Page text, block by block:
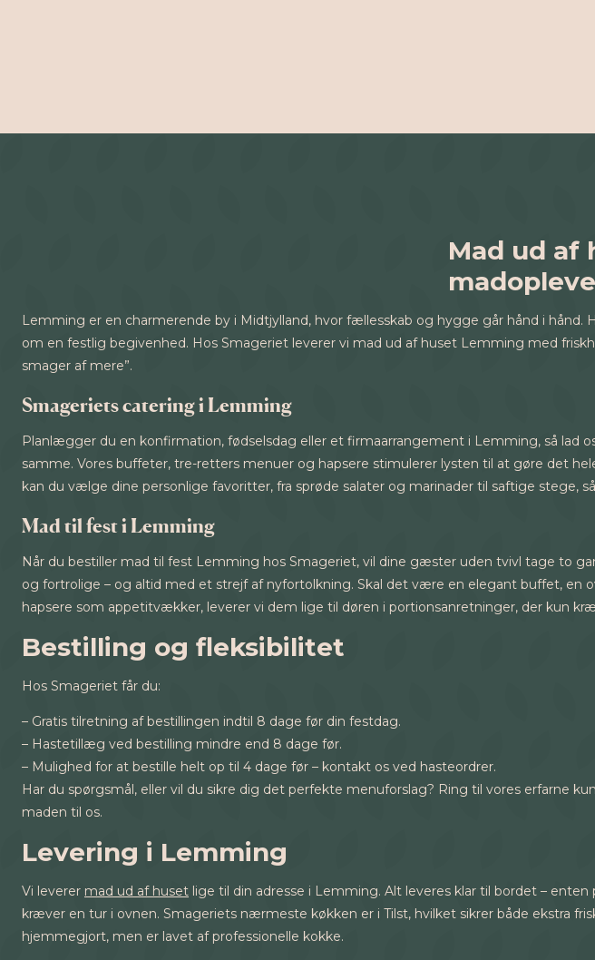
Mad ud af
Lemming er en charmerende by i Midtjylland, hvor fællesskab og hygge går hånd i
om en festlig begivenhed. Hos Smageriet leverer vi mad ud af huset Lemming med
smager af mere”.
Smageriets catering i Lemming
Planlægger du en konfirmation, fødselsdag eller et firmaarrangement i Lemming, så lad
samme. Vores buffeter, tre-retters menuer og hapsere stimulerer lysten til at gøre det
kan du vælge dine personlige favoritter, fra sprøde salater og marinader til saftige stege,
Mad til fest i Lemming
Når du bestiller mad til fest Lemming hos Smageriet, vil dine gæster uden tvivl tage to
og fortrolige – og altid med et strejf af nyfortolkning. Skal det være en elegant buffet, en
hapsere som appetitvækker, leverer vi dem lige til døren i portionsanretninger, der kun
Bestilling og fleksibilitet
Hos Smageriet får du:
– Gratis tilretning af bestillingen indtil 8 dage før din festdag.
– Hastetillæg ved bestilling mindre end 8 dage før.
– Mulighed for at bestille helt op til 4 dage før – kontakt os ved hasteordrer.
Har du spørgsmål, eller vil du sikre dig det perfekte menuforslag? Ring til vores erfarne
maden til os.
Levering i Lemming
Vi leverer mad ud af huset lige til din adresse i Lemming. Alt leveres klar til bordet –
kræver en tur i ovnen. Smageriets nærmeste køkken er i Tilst, hvilket sikrer både ekstra
hjemmegjort, men er lavet af professionelle kokke.